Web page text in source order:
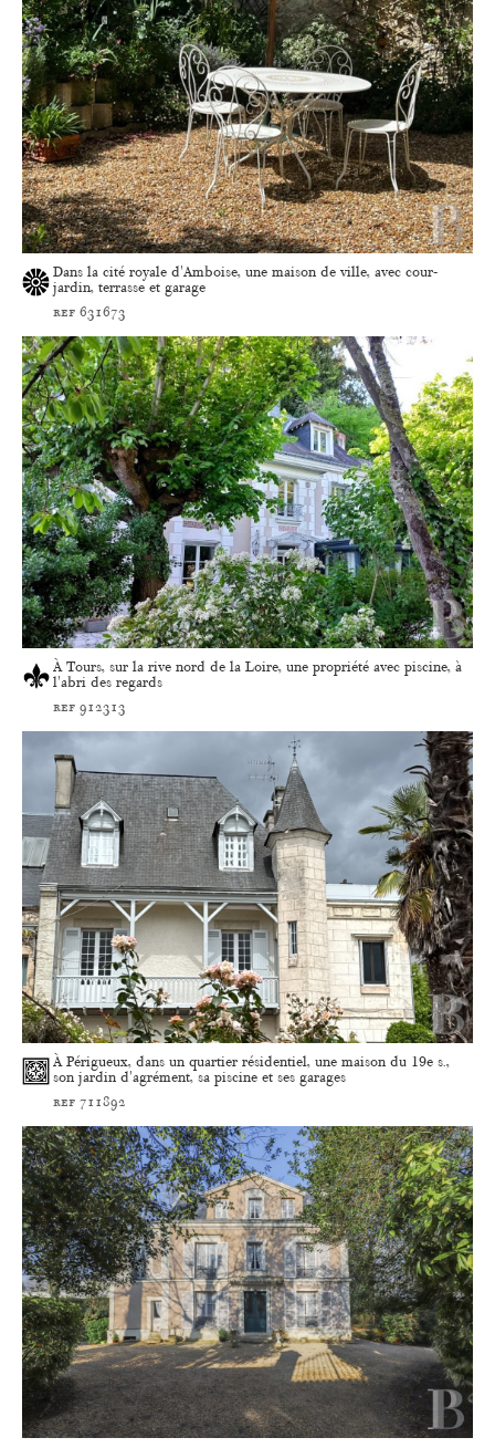
Dans la cité royale d'Amboise, une maison de ville, avec cour-
jardin, terrasse et garage
ref 631673
À Tours, sur la rive nord de la Loire, une propriété avec piscine, à
l'abri des regards
ref 912313
À Périgueux, dans un quartier résidentiel, une maison du 19e s.,
son jardin d'agrément, sa piscine et ses garages
ref 711892